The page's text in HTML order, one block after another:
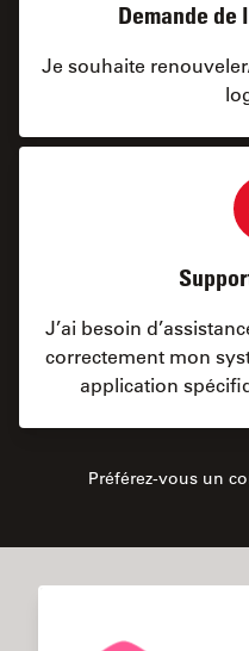
Demande
Je souhaite
J’ai besoin
correctement mon
application
Préférez-vous un